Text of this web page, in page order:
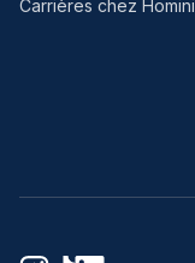
Carrières chez Homini